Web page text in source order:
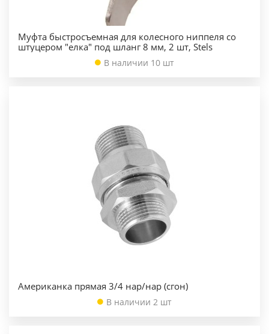
Муфта быстросъемная для колесного ниппеля со
штуцером "елка" под шланг 8 мм, 2 шт, Stels
В наличии 10 шт
Американка прямая 3/4 нар/нар (сгон)
В наличии 2 шт